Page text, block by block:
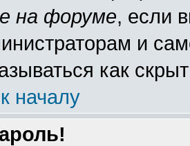
на форуме, если
и
как
началу